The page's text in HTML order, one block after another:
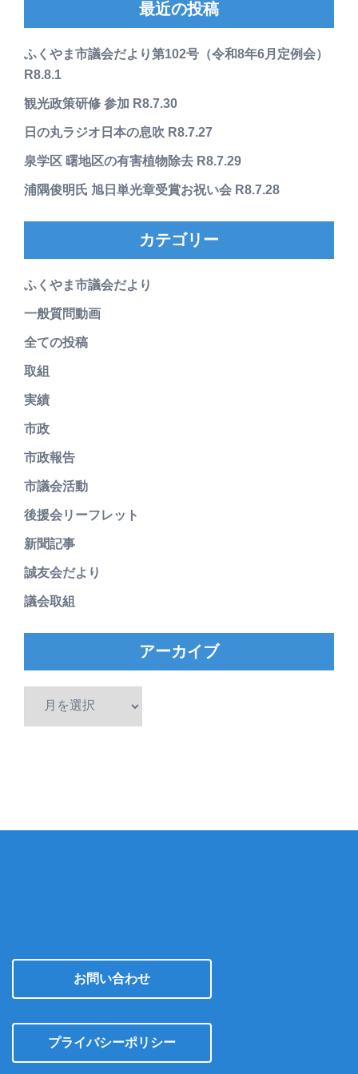
最近の投稿
ふくやま市議会だより第102号（令和8年6月定例会）
R8.8.1
観光政策研修 参加 R8.7.30
日の丸ラジオ日本の息吹 R8.7.27
泉学区 曙地区の有害植物除去 R8.7.29
浦隅俊明氏 旭日単光章受賞お祝い会 R8.7.28
カテゴリー
ふくやま市議会だより
一般質問動画
全ての投稿
取組
実績
市政
市政報告
市議会活動
後援会リーフレット
新聞記事
誠友会だより
議会取組
アーカイブ
お問い合わせ
プライバシーポリシー